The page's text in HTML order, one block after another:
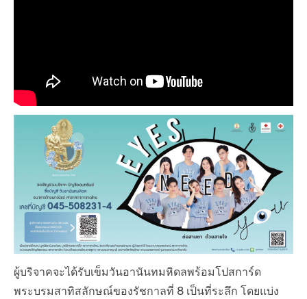
ผู้บริจาคจะได้รับเข็มวันอานันทมหิดลพร้อมโปสการ์ด
พระบรมสาทิสลักษณ์ของรัชกาลที่ 8 เป็นที่ระลึก โดยแบ่ง